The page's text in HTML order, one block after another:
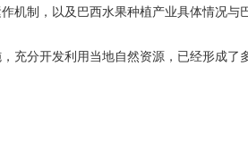
制，以及巴西水果种植产业具体情况与
分开发利用当地自然资源，已经形成了